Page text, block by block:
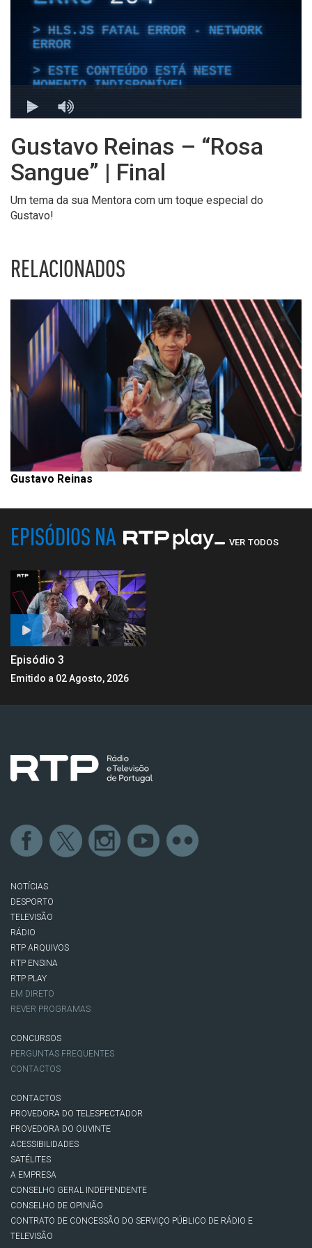
Gustavo Reinas – “Rosa
Sangue” | Final
Um tema da sua Mentora com um toque especial do
Gustavo!
RELACIONADOS
Gustavo Reinas
EPISÓDIOS NA VER TODOS
Episódio 3
Emitido a 02 Agosto, 2026
NOTÍCIAS
DESPORTO
TELEVISÃO
RÁDIO
RTP ARQUIVOS
RTP ENSINA
RTP PLAY
EM DIRETO
REVER PROGRAMAS
CONCURSOS
PERGUNTAS FREQUENTES
CONTACTOS
CONTACTOS
PROVEDORA DO TELESPECTADOR
PROVEDORA DO OUVINTE
ACESSIBILIDADES
SATÉLITES
A EMPRESA
CONSELHO GERAL INDEPENDENTE
CONSELHO DE OPINIÃO
CONTRATO DE CONCESSÃO DO SERVIÇO PÚBLICO DE RÁDIO E
TELEVISÃO